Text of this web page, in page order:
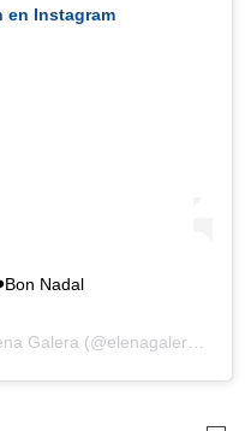
en Instagram
Nadal
Galera (@elenagalera) el